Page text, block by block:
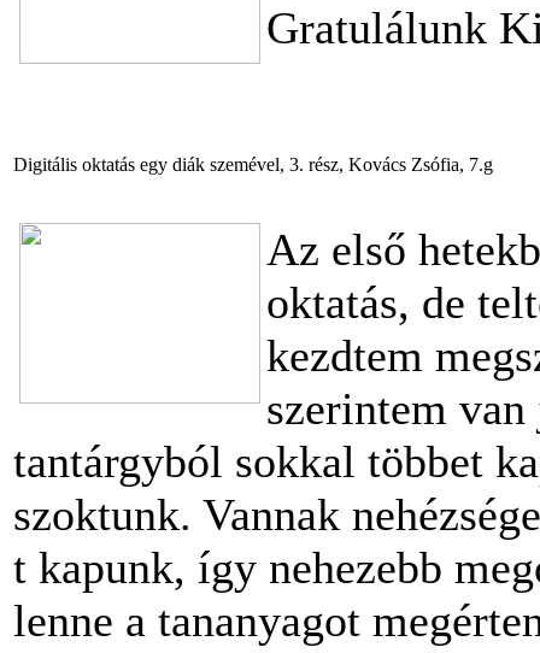
Gratulálunk
Digitális oktatás egy diák szemével, 3. rész, Kovács Zsófia, 7.g
Az első
oktatás, de
kezdtem
szerintem
tantárgyból sokkal többet
szoktunk. Vannak
t kapunk, így nehezebb
lenne a tananyagot